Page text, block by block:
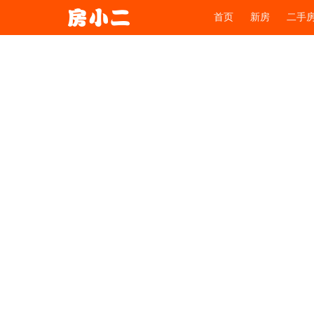
首页 新房 二手